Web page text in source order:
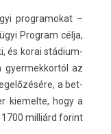
pro­gramokat –
Pro­gram célja,
és korai stádium­
gyer­mekkor­tól az
a bet­
kiemel­te, hogy a
milliárd forint